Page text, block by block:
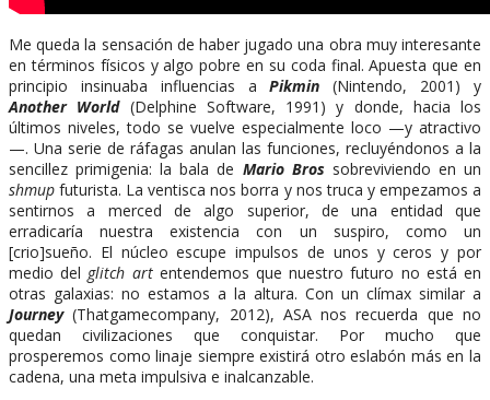
Me queda la sensación de haber jugado una obra muy interesante
en términos físicos y algo pobre en su coda final. Apuesta que en
principio insinuaba influencias aPikmin(Nintendo, 2001) y
Another World (Delphine Software, 1991) y donde, hacia los
últimos niveles, todo se vuelve especialmente loco —y atractivo
—. Una serie de ráfagas anulan las funciones, recluyéndonos a la
sencillez primigenia: la bala de Mario Bros sobreviviendo en un
shmup futurista. La ventisca nos borra y nos truca y empezamos a
sentirnos a merced de algo superior, de una entidad que
erradicaría nuestra existencia con un suspiro, como un
[crio]sueño. El núcleo escupe impulsos de unos y ceros y por
medio del glitch artentendemos que nuestro futuro no está en
otras galaxias: no estamos a la altura. Con un clímax similar a
Journey(Thatgamecompany, 2012), ASA nos recuerda que no
quedan civilizaciones que conquistar. Por mucho que
prosperemos como linaje siempre existirá otro eslabón más en la
cadena, una meta impulsiva e inalcanzable.